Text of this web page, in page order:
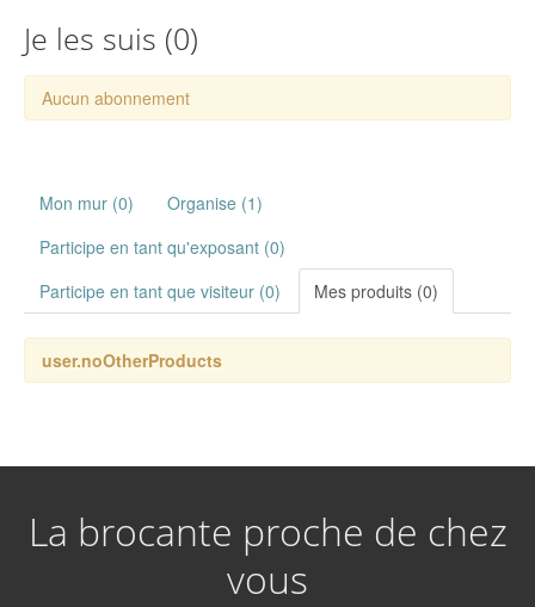
Je les suis (0)
Aucun abonnement
Mon mur (0)
Organise (1)
Participe en tant qu'exposant (0)
Participe en tant que visiteur (0)
Mes produits (0)
user.noOtherProducts
La brocante proche de chez
vous